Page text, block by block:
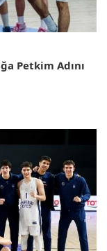
Petkim Adını